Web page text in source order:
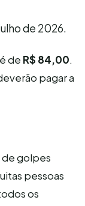
de 2026.
de R$ 84,00.
pagar a
golpes
pessoas
os